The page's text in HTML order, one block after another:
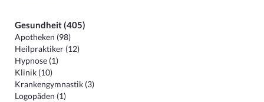
Gesundheit (405)
Apotheken (98)
Heilpraktiker (12)
Hypnose (1)
Klinik (10)
Krankengymnastik (3)
Logopäden (1)